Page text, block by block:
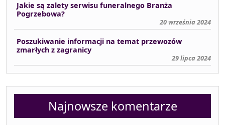
Jakie są zalety serwisu funeralnego Branża
Pogrzebowa?
20 września 2024
Poszukiwanie informacji na temat przewozów
zmarłych z zagranicy
29 lipca 2024
Najnowsze komentarze